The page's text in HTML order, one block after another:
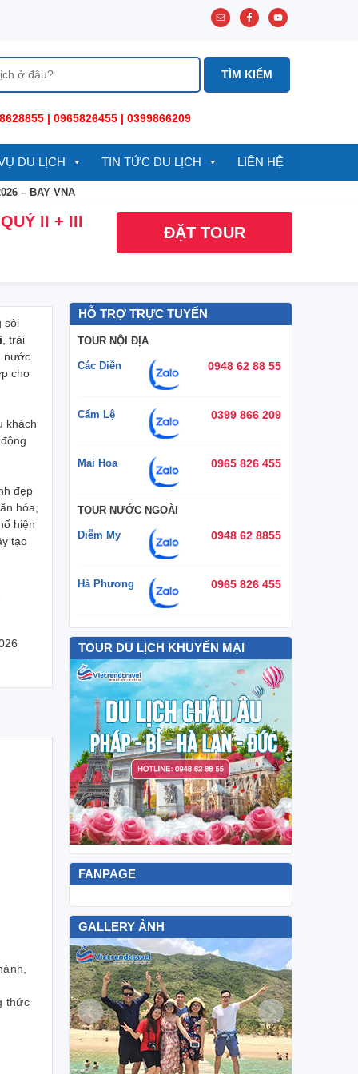
| 0965826455 | 0399866209
DU LỊCH TIN TỨC DU LỊCH LIÊN HỆ
– BAY VNA
II + III
ĐẶT TOUR
sôi
, trải
nước
cho
khách
đẹp
hóa,
hiện
tạo
thức
HỖ TRỢ TRỰC TUYẾN
TOUR NỘI ĐỊA
Các Diễn 0948 62 88 55
Cẩm Lệ 0399 866 209
Mai Hoa 0965 826 455
TOUR NƯỚC NGOÀI
Diễm My 0948 62 8855
Hà Phương 0965 826 455
TOUR DU LỊCH KHUYẾN MẠI
FANPAGE
GALLERY ẢNH